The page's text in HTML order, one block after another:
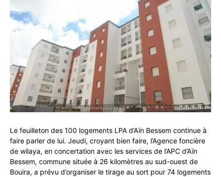
Le feuilleton des 100 logements LPA d’Aïn Bessem continue à
faire parler de lui. Jeudi, croyant bien faire, l’Agence foncière
de wilaya, en concertation avec les services de l’APC d’Aïn
Bessem, commune située à 26 kilomètres au sud-ouest de
Bouira, a prévu d’organiser le tirage au sort pour 74 logements